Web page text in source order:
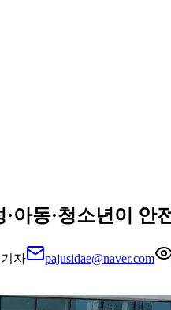
아동·청소년이
기자 pajusidae@naver.com